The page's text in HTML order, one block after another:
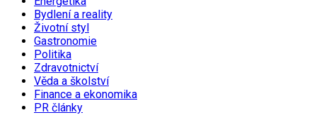
Bydlení a reality
Životní styl
Gastronomie
Politika
Zdravotnictví
Věda a školství
Finance a ekonomika
PR články